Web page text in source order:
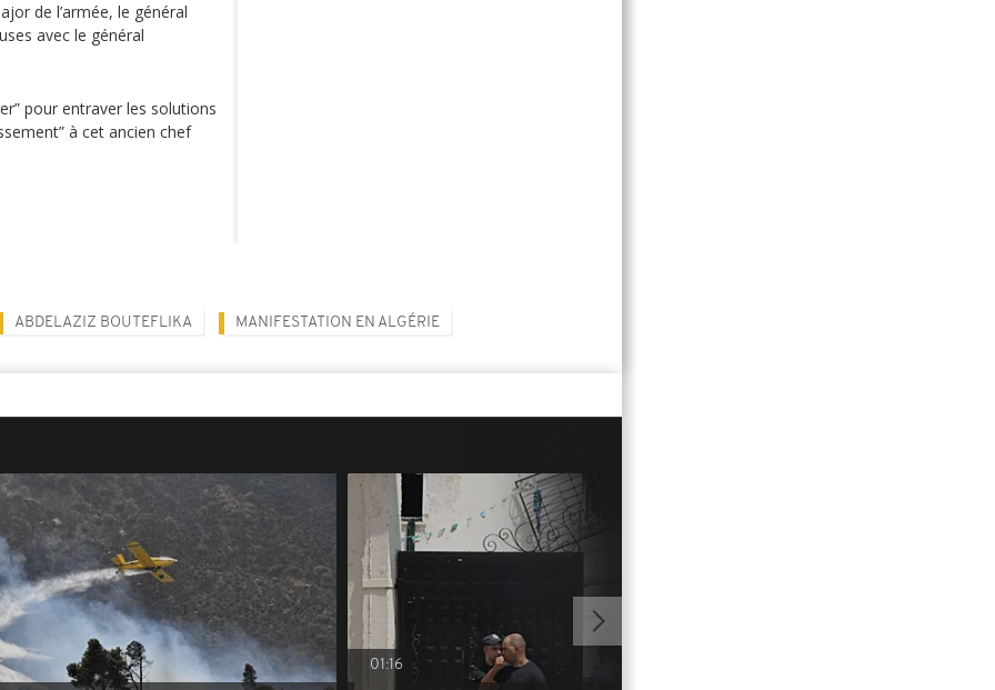
de l’armée, le général
avec le général
pour entraver les solutions
à cet ancien chef
ABDELAZIZ BOUTEFLIKA MANIFESTATION EN ALGÉRIE
01:16